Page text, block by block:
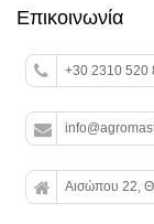
Επικοινωνία
+30 2310 520
Αισώπου 22,